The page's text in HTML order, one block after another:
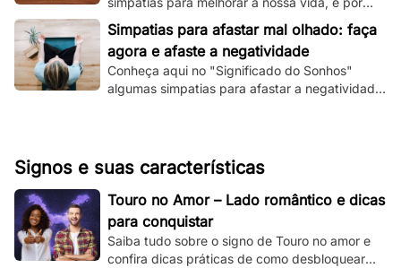
isso, veja aqui as melhores que utilizam
vinagre!
Simpatias para afastar mal olhado: faça
agora e afaste a negatividade
Conheça aqui no "Significado do Sonhos"
algumas simpatias para afastar a negatividade
Signos e suas características
Touro no Amor – Lado romântico e dicas
para conquistar
Saiba tudo sobre o signo de Touro no amor e
confira dicas práticas de como desbloquear